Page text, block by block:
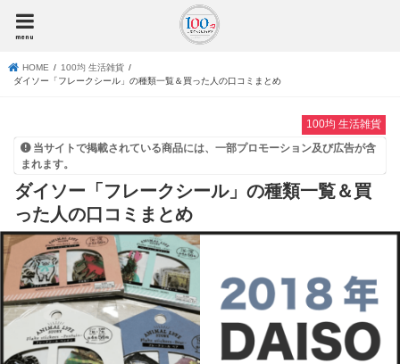
menu
HOME
100均 生活雑貨
ダイソー「フレークシール」の種類一覧＆買った人の口コミまとめ
100均 生活雑貨
当サイトで掲載されている商品には、一部プロモーション及び広告が含
まれます。
ダイソー「フレークシール」の種類一覧＆買
った人の口コミまとめ